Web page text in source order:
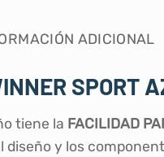
ADICIONAL
SPORT
tiene la FACILIDAD
diseño y los